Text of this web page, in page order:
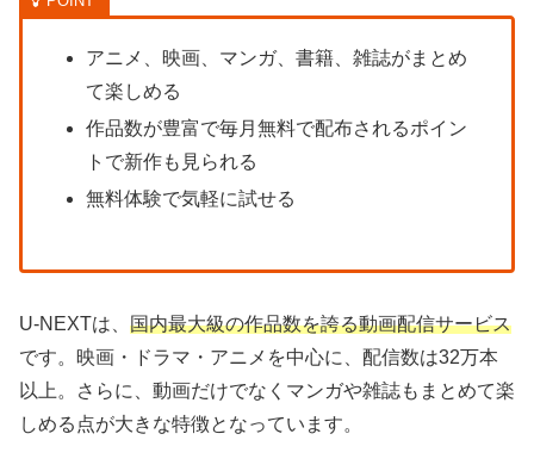
アニメ、映画、マンガ、書籍、雑誌がまとめ
て楽しめる
作品数が豊富で毎月無料で配布されるポイン
トで新作も見られる
無料体験で気軽に試せる
U-NEXTは、 国内最大級の作品数を誇る動画配信サービス
です。映画・ドラマ・アニメを中心に、配信数は32万本
以上。さらに、動画だけでなくマンガや雑誌もまとめて楽
しめる点が大きな特徴となっています。